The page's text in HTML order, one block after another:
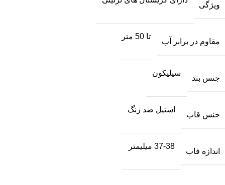
ویژگی
مقاوم در برابر آب
تا 50 متر
جنس بند
سیلیکون
جنس قاب
استیل ضد زنگ
اندازه قاب
37-38 میلیمتر